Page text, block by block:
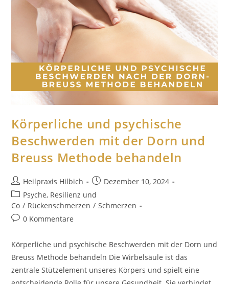
Körperliche und psychische
Beschwerden mit der Dorn und
Breuss Methode behandeln
Heilpraxis Hilbich
Dezember 10, 2024
Psyche, Resilienz und
Co / Rückenschmerzen / Schmerzen
0 Kommentare
Körperliche und psychische Beschwerden mit der Dorn und
Breuss Methode behandeln Die Wirbelsäule ist das
zentrale Stützelement unseres Körpers und spielt eine